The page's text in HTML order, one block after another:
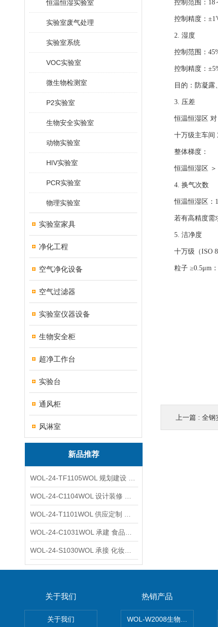
恒温恒湿实验室
实验室废气处理
实验室系统
VOC实验室
微生物检测室
P2实验室
生物安全实验室
动物实验室
HIV实验室
PCR实验室
物理实验室
实验室家具
净化工程
空气净化设备
空气过滤器
实验室仪器设备
生物安全柜
超净工作台
实验台
通风柜
风淋室
新品推荐
控制范围：18
控制精度：
2. 湿度
控制范围：
控制精度：
目的：防凝露
3. 压差
恒温恒湿区
十万级主车间
整体梯度：
恒温恒湿区
4. 换气次数
恒温恒湿区：
若有高精度需
5. 洁净度
十万级（ISO
粒子 ≥0.5μm
上一篇 : 全钢
关于我们
关于我们
热销产品
WOL-W2008生物制药GMP